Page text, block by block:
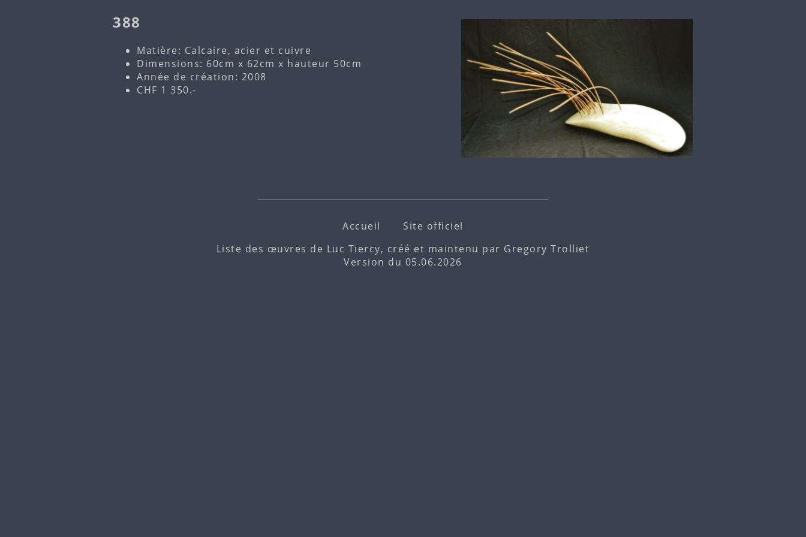
388
Matière: Calcaire, acier et cuivre
Dimensions: 60cm x 62cm x hauteur 50cm
Année de création: 2008
CHF 1 350.-
Accueil
Site officiel
Liste des œuvres de Luc Tiercy, créé et maintenu par Gregory Trolliet
Version du 05.06.2026